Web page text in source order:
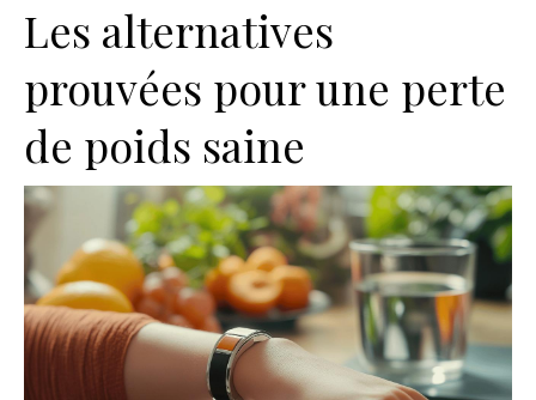
Les alternatives
prouvées pour une perte
de poids saine